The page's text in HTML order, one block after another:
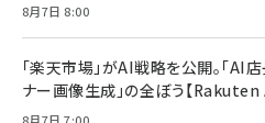
マーケティングの
ママ投資家が育休
￥1,870
フィードバック経
8月7日 8:00
「楽天市場」がAI戦略を公開。「AI店
ナー画像生成」の全ぼう【
8月7日 7:00